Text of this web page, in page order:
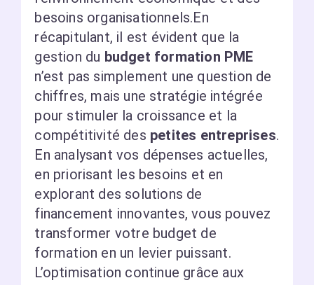
besoins organisationnels.En
récapitulant, il est évident que la
gestion du budget formation PME
n’est pas simplement une question de
chiffres, mais une stratégie intégrée
pour stimuler la croissance et la
compétitivité des petites entreprises.
En analysant vos dépenses actuelles,
en priorisant les besoins et en
explorant des solutions de
financement innovantes, vous pouvez
transformer votre budget de
formation en un levier puissant.
L’optimisation continue grâce aux